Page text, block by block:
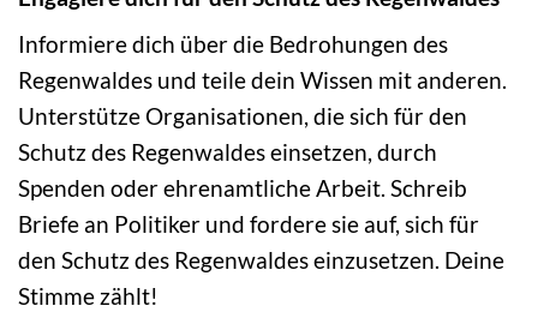
Informiere dich über die Bedrohungen des
Regenwaldes und teile dein Wissen mit anderen.
Unterstütze Organisationen, die sich für den
Schutz des Regenwaldes einsetzen, durch
Spenden oder ehrenamtliche Arbeit. Schreib
Briefe an Politiker und fordere sie auf, sich für
den Schutz des Regenwaldes einzusetzen. Deine
Stimme zählt!